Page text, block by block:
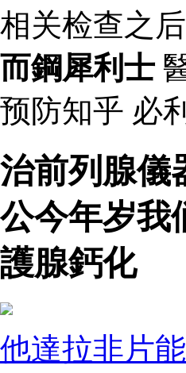
相关检查之
而鋼犀利士
预防知乎 必
治前列腺儀
公今年岁我
護腺鈣化
他達拉非片